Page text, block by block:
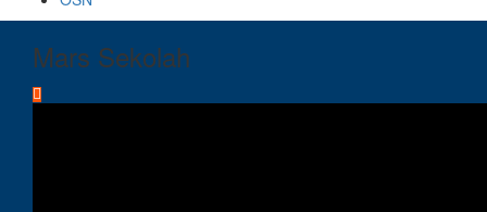
Mars Sekolah